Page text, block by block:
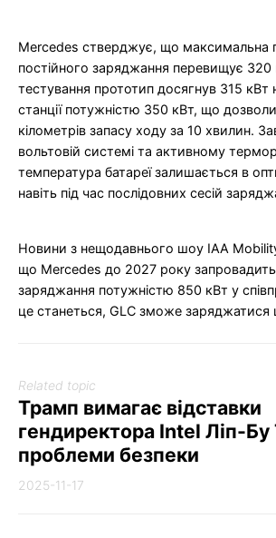
Mercedes стверджує, що максимальна
постійного заряджання перевищує 320
тестування прототип досягнув 315 кВт
станції потужністю 350 кВт, що
кілометрів запасу ходу за 10 хвилин.
вольтовій системі та активному
температура батареї залишається в
навіть під час послідовних сесій
Новини з нещодавнього шоу IAA
що Mercedes до 2027 року
заряджання потужністю 850 кВт у
це станеться, GLC зможе
Related topic
Трамп вимагає відставки
гендиректора Intel Ліп-Бу
проблеми безпеки
2025-11-17